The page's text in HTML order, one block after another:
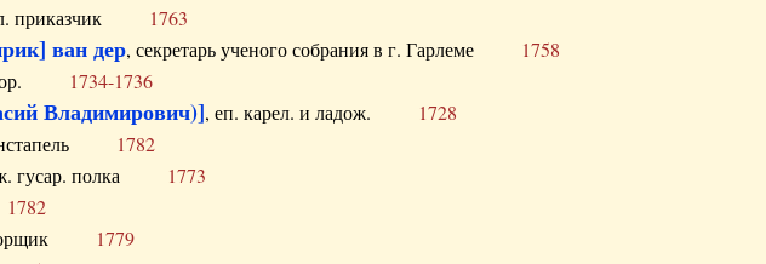
приказчик 1763
ван дер, секретарь ученого собрания в г. Гарлеме 1758
1734-1736
Владимирович)], еп. карел. и ладож. 1728
1782
гусар. полка 1773
1782
1779